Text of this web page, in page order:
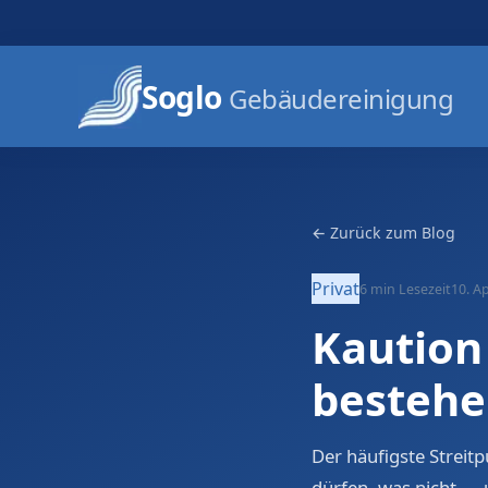
Soglo Gebäudereinigung
← Zurück zum Blog
Privat6 min Lesezeit10.
Der häufigste